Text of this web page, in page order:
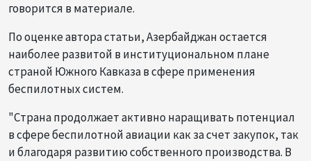
говорится в материале.
По оценке автора статьи, Азербайджан остается
наиболее развитой в институциональном плане
страной Южного Кавказа в сфере применения
беспилотных систем.
"Страна продолжает активно наращивать потенциал
в сфере беспилотной авиации как за счет закупок, так
и благодаря развитию собственного производства. В